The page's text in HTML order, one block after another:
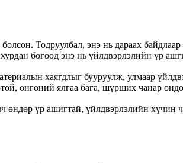
Тодруулбал, энэ нь дараах байдлаар
бөгөөд энэ нь үйлдвэрлэлийн үр
хаягдлыг бууруулж, улмаар
өнгөний ялгаа бага, шүрших чанар
үр ашигтай, үйлдвэрлэлийн хүчин